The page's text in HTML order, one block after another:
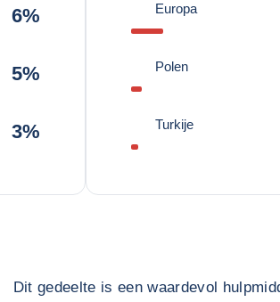
6%
5%
3%
Europa
Polen
Turkije
Dit gedeelte is een waardevol